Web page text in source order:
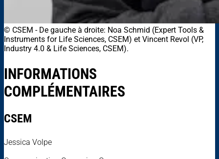
© CSEM - De gauche à droite: Noa Schmid (Expert Tools &
Instruments for Life Sciences, CSEM) et Vincent Revol (VP,
Industry 4.0 & Life Sciences, CSEM).
INFORMATIONS
COMPLÉMENTAIRES
CSEM
Jessica Volpe